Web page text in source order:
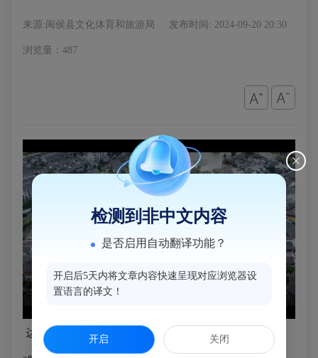
来源:闽侯县文化体育和旅游局 发布时间: 2024-09-20 20:30
浏览量：487
达人带你探索闽侯民宿与景点的完美结合，开启一场
检测到非中文内容
是否启用自动翻译功能？
开启后5天内将文章内容快速呈现对应浏览器设
置语言的译文！
开启 关闭